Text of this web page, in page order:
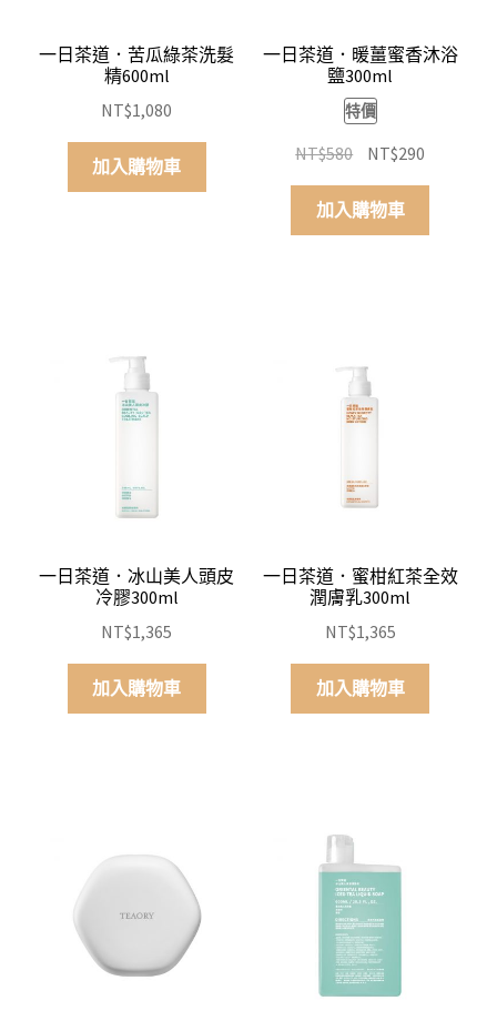
一日茶道．苦瓜綠茶洗髮
精600ml
NT$1,080
加入購物車
一日茶道．暖薑蜜香沐浴
鹽300ml
特價
NT$580
原
價
格：
NT$290
格：
加入購物車
一日茶道．冰山美人頭皮
冷膠300ml
NT$1,365
加入購物車
一日茶道．蜜柑紅茶全效
潤膚乳300ml
NT$1,365
加入購物車